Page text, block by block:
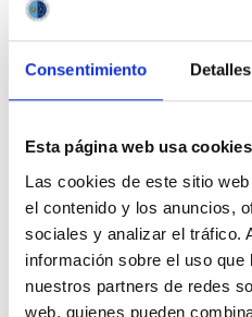
Consentimiento Detalles
Esta página web usa cookies
Las cookies de este sitio
el contenido y los anuncios,
sociales y analizar el tráfico.
información sobre el uso que
nuestros partners de redes
web, quienes pueden